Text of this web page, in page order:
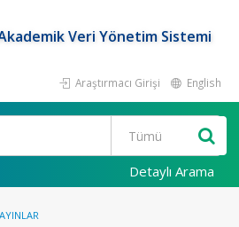
Veri Yönetim Sistemi
Araştırmacı Girişi English
Detaylı Arama